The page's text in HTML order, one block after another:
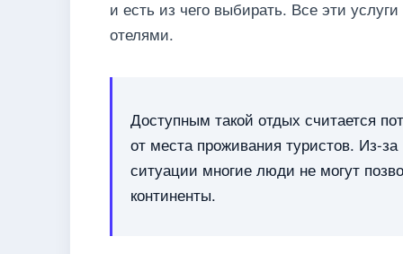
и есть из чего выбирать. Все эти
отелями.
Доступным такой отдых считается
от места проживания туристов. Из-
ситуации многие люди не могут
континенты.